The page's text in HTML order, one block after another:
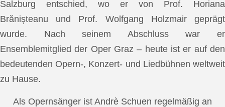
Salzburg entschied, wo er von Prof. Horiana
Brănișteanu und Prof. Wolfgang Holzmair geprägt
wurde. Nach seinem Abschluss war er
Ensemblemitglied der Oper Graz – heute ist er auf den
bedeutenden Opern-, Konzert- und Liedbühnen weltweit
zu Hause.
Als Opernsänger ist Andrè Schuen regelmäßig an